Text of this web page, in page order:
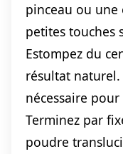
pinceau ou
petites touches
Estompez du
résultat naturel.
nécessaire
Terminez par
poudre